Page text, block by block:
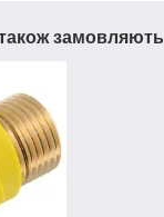
замовляють